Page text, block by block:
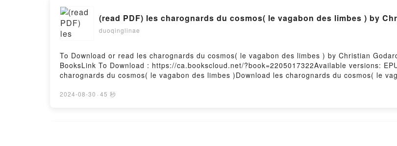
(read PDF) les charognards du cosmos( le vagabon des limbes ) by
duoqinglinae
To Download or read les charognards du cosmos( le vagabon des limbes ) by Christian
BooksLink To Download : https://ca.bookscloud.net/?book=2205017322Available versions:
charognards du cosmos( le vagabon des limbes )Download les charognards du cosmos( le
limbes )PDF/Epub les charognards du cosmos( le vagabon des limbes )Now You ready to
2024-08-30 · 45 秒